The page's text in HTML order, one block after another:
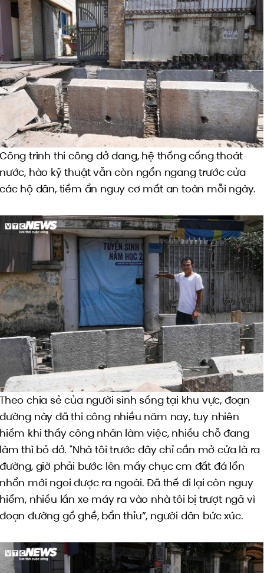
Công trình thi công dở dang, hệ thống cống thoát
nước, hào kỹ thuật vẫn còn ngổn ngang trước cửa
các hộ dân, tiềm ẩn nguy cơ mất an toàn mỗi ngày.
Theo chia sẻ của người sinh sống tại khu vực, đoạn
đường này đã thi công nhiều năm nay, tuy nhiên
hiếm khi thấy công nhân làm việc, nhiều chỗ đang
làm thì bỏ dở. "Nhà tôi trước đây chỉ cần mở cửa là ra
đường, giờ phải bước lên mấy chục cm đất đá lổn
nhổn mới ngoi được ra ngoài. Đã thế đi lại còn nguy
hiểm, nhiều lần xe máy ra vào nhà tôi bị trượt ngã vì
đoạn đường gồ ghề, bẩn thỉu”, người dân bức xúc.